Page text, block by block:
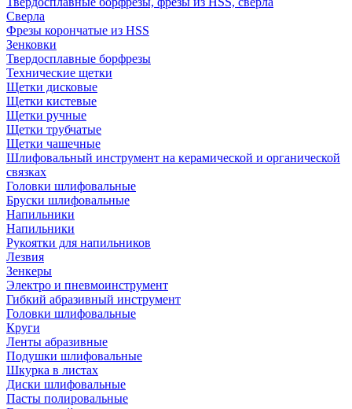
Сверла
Фрезы корончатые из HSS
Зенковки
Твердосплавные борфрезы
Технические щетки
Щетки дисковые
Щетки кистевые
Щетки ручные
Щетки трубчатые
Щетки чашечные
Шлифовальный инструмент на керамической и органической
связках
Головки шлифовальные
Бруски шлифовальные
Напильники
Напильники
Рукоятки для напильников
Лезвия
Зенкеры
Электро и пневмоинструмент
Гибкий абразивный инструмент
Головки шлифовальные
Круги
Ленты абразивные
Подушки шлифовальные
Шкурка в листах
Диски шлифовальные
Пасты полировальные